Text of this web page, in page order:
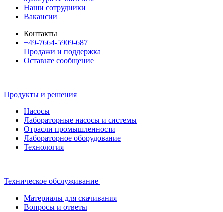
Наши сотрудники
Вакансии
Контакты
+49-7664-5909-687
Продажи и поддержка
Оставьте сообщение
Продукты и решения
Насосы
Лабораторные насосы и системы
Отрасли промышленности
Лабораторное оборудование
Технология
Техническое обслуживание
Материалы для скачивания
Вопросы и ответы